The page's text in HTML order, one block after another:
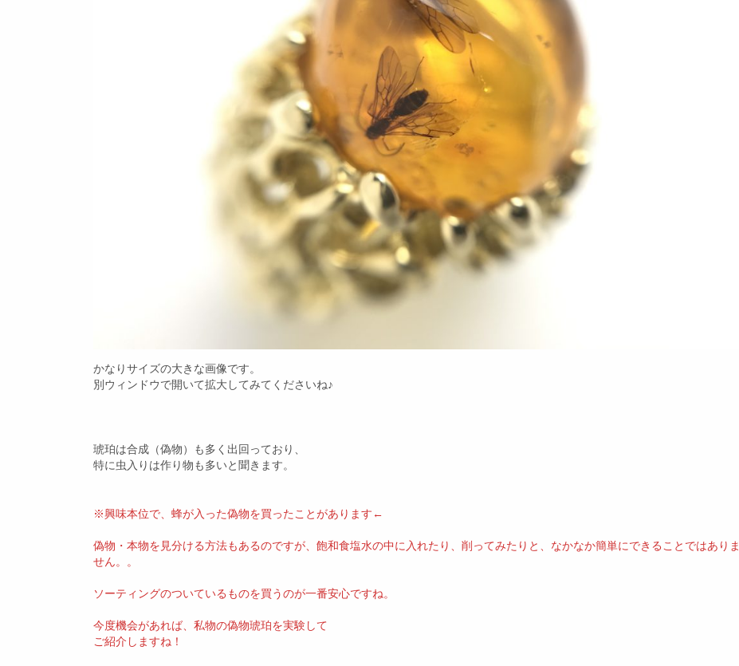
かなりサイズの大きな画像です。
別ウィンドウで開いて拡大してみてくださいね♪
琥珀は合成（偽物）も多く出回っており、
特に虫入りは作り物も多いと聞きます。
※興味本位で、蜂が入った偽物を買ったことがあります←
偽物・本物を見分ける方法もあるのですが、飽和食塩水の中に入れたり、削ってみたりと、なかなか簡単にできることではありま
せん。。
ソーティングのついているものを買うのが一番安心ですね。
今度機会があれば、私物の偽物琥珀を実験して
ご紹介しますね！